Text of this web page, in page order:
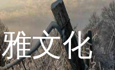
文化